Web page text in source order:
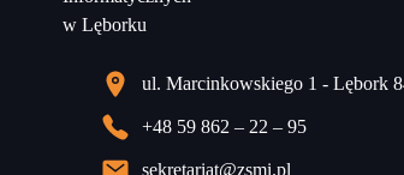
ul. Marcinkowskiego 1 - Lębork
+48 59 862 – 22 – 95
sekretariat@zsmi.pl